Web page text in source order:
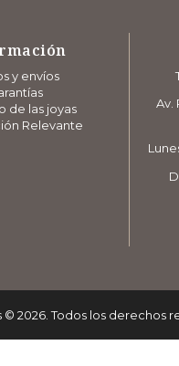
y envíos
de las joyas
Relevante
Av.
© 2026. Todos los derechos